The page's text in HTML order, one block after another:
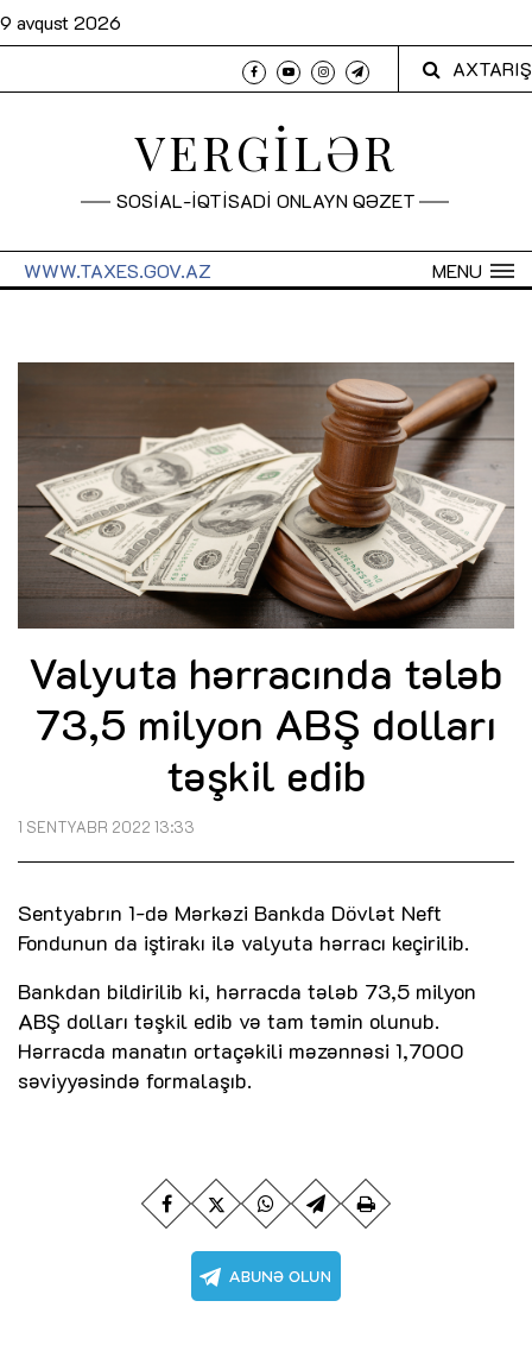
9 avqust 2026
AXTARIŞ
VERGİLƏR
SOSİAL-İQTİSADİ ONLAYN QƏZET
MENU
WWW.TAXES.GOV.AZ
Valyuta hərracında tələb
73,5 milyon ABŞ dolları
təşkil edib
1 SENTYABR 2022 13:33
Sentyabrın 1-də Mərkəzi Bankda Dövlət Neft
Fondunun da iştirakı ilə valyuta hərracı keçirilib.
Bankdan bildirilib ki, hərracda tələb 73,5 milyon
ABŞ dolları təşkil edib və tam təmin olunub.
Hərracda manatın ortaçəkili məzənnəsi 1,7000
səviyyəsində formalaşıb.